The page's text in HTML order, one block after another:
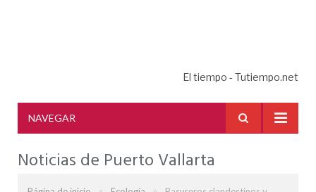
El tiempo - Tutiempo.net
NAVEGAR
Noticias de Puerto Vallarta